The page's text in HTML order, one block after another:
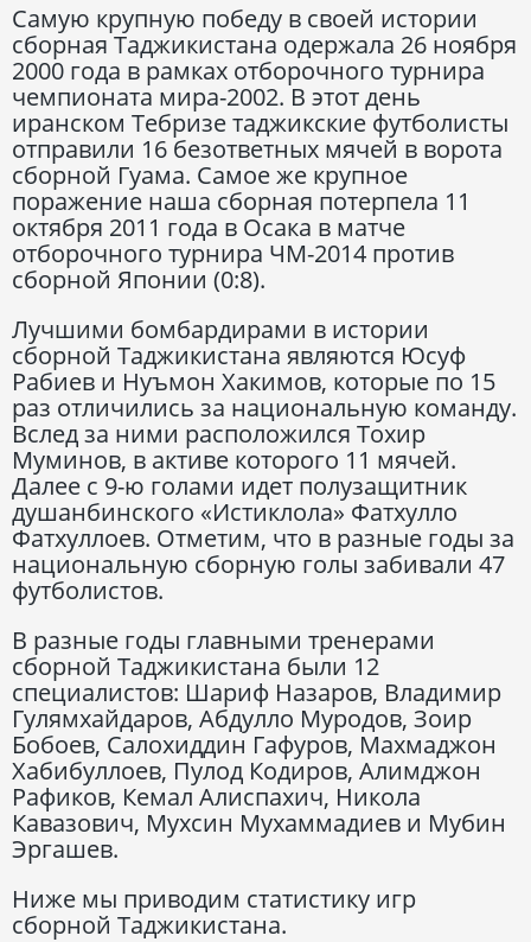
Самую крупную победу в своей истории
сборная Таджикистана одержала 26 ноября
2000 года в рамках отборочного турнира
чемпионата мира-2002. В этот день
иранском Тебризе таджикские футболисты
отправили 16 безответных мячей в ворота
сборной Гуама. Самое же крупное
поражение наша сборная потерпела 11
октября 2011 года в Осака в матче
отборочного турнира ЧМ-2014 против
сборной Японии (0:8).
Лучшими бомбардирами в истории
сборной Таджикистана являются Юсуф
Рабиев и Нуъмон Хакимов, которые по 15
раз отличились за национальную команду.
Вслед за ними расположился Тохир
Муминов, в активе которого 11 мячей.
Далее с 9-ю голами идет полузащитник
душанбинского «Истиклола» Фатхулло
Фатхуллоев. Отметим, что в разные годы за
национальную сборную голы забивали 47
футболистов.
В разные годы главными тренерами
сборной Таджикистана были 12
специалистов: Шариф Назаров, Владимир
Гулямхайдаров, Абдулло Муродов, Зоир
Бобоев, Салохиддин Гафуров, Махмаджон
Хабибуллоев, Пулод Кодиров, Алимджон
Рафиков, Кемал Алиспахич, Никола
Кавазович, Мухсин Мухаммадиев и Мубин
Эргашев.
Ниже мы приводим статистику игр
сборной Таджикистана.